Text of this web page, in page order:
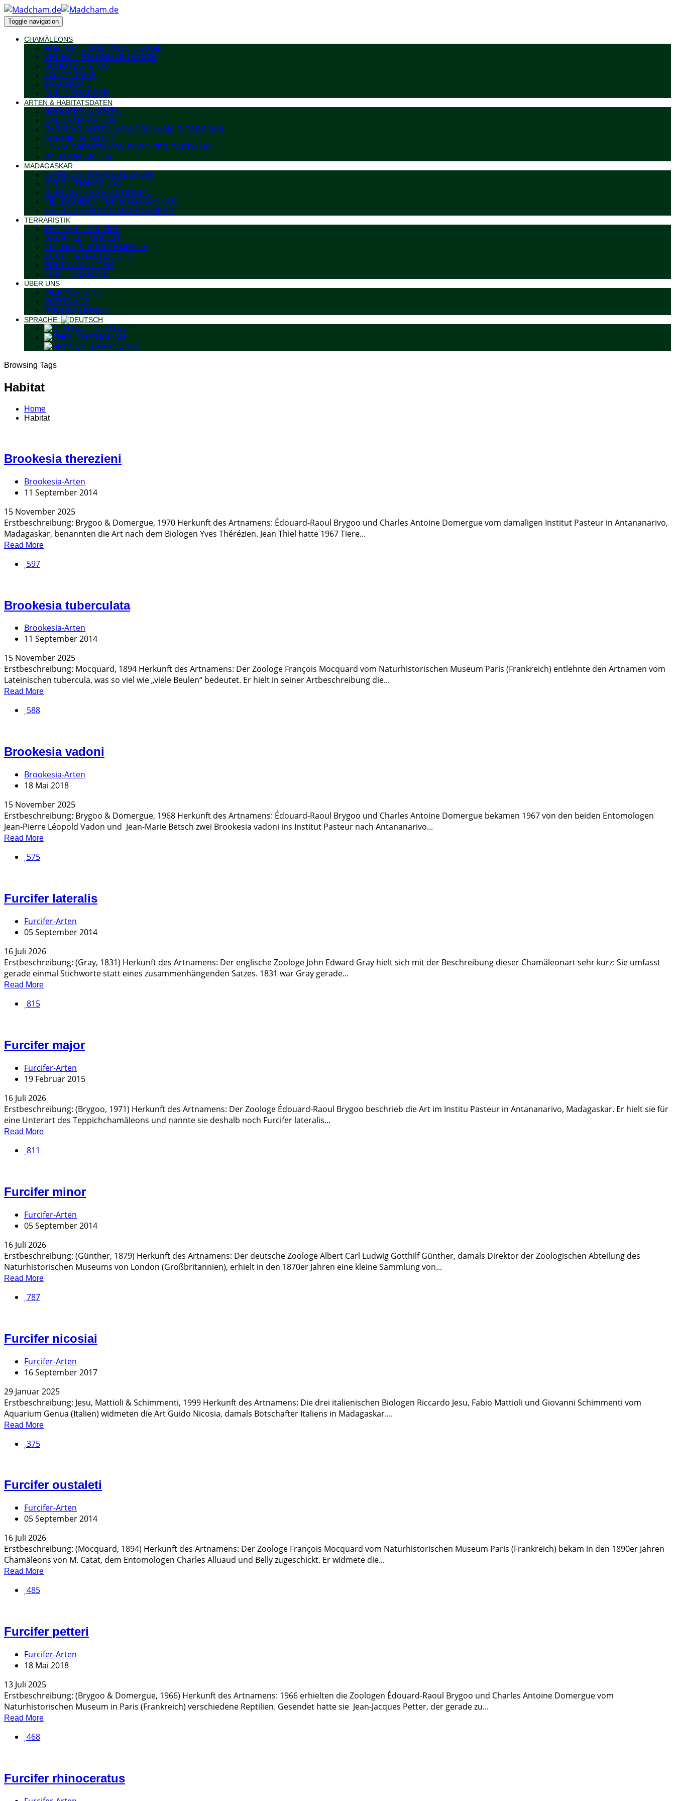
Toggle navigation
CHAMÄLEONS
ANATOMIE UND PHYSIOLOGIE
VERHALTEN UND ÖKOLOGIE
SCHUTZSTATUS
FOTOGRAFIE
TAXONOMIE
FÜR TIERÄRZTE
ARTEN & HABITATSDATEN
BROOKESIA-ARTEN
CALUMMA-ARTEN
FARBVARIANTEN VON CALUMMA P. PARSONII
FURCIFER-ARTEN
LOKALFORMEN VON FURCIFER PARDALIS
PALLEON-ARTEN
MADAGASKAR
INFOS ÜBER MADAGASKAR
EXPEDITIONSBLOG
GEPLANTE EXPEDITIONEN
FIELDGUIDES FÜR MADAGASKAR
MALBÜCHER FÜR MADAGASKAR
TERRARISTIK
TERRARIUM & TIER
BAUANLEITUNGEN
FUTTER & SUPPLEMENTE
ZUCHT & NACHZUCHT
ERKRANKUNGEN
FÜR TIERÄRZTE
ÜBER UNS
WER WIR SIND
VORTRÄGE
PUBLIKATIONEN
SPRACHE:
DEUTSCH
ENGLISH
FRANÇAIS
Browsing Tags
Habitat
Home
Habitat
Brookesia therezieni
Brookesia-Arten
11 September 2014
15 November 2025
Erstbeschreibung: Brygoo & Domergue, 1970 Herkunft des Artnamens: Édouard-Raoul Brygoo und Charles Antoine Domergue vom damaligen Institut Pasteur in Antananarivo,
Madagaskar, benannten die Art nach dem Biologen Yves Thérézien. Jean Thiel hatte 1967 Tiere...
Read More
597
Brookesia tuberculata
Brookesia-Arten
11 September 2014
15 November 2025
Erstbeschreibung: Mocquard, 1894 Herkunft des Artnamens: Der Zoologe François Mocquard vom Naturhistorischen Museum Paris (Frankreich) entlehnte den Artnamen vom
Lateinischen tubercula, was so viel wie „viele Beulen“ bedeutet. Er hielt in seiner Artbeschreibung die...
Read More
588
Brookesia vadoni
Brookesia-Arten
18 Mai 2018
15 November 2025
Erstbeschreibung: Brygoo & Domergue, 1968 Herkunft des Artnamens: Édouard-Raoul Brygoo und Charles Antoine Domergue bekamen 1967 von den beiden Entomologen
Jean-Pierre Léopold Vadon und Jean-Marie Betsch zwei Brookesia vadoni ins Institut Pasteur nach Antananarivo...
Read More
575
Furcifer lateralis
Furcifer-Arten
05 September 2014
16 Juli 2026
Erstbeschreibung: (Gray, 1831) Herkunft des Artnamens: Der englische Zoologe John Edward Gray hielt sich mit der Beschreibung dieser Chamäleonart sehr kurz: Sie umfasst
gerade einmal Stichworte statt eines zusammenhängenden Satzes. 1831 war Gray gerade...
Read More
815
Furcifer major
Furcifer-Arten
19 Februar 2015
16 Juli 2026
Erstbeschreibung: (Brygoo, 1971) Herkunft des Artnamens: Der Zoologe Édouard-Raoul Brygoo beschrieb die Art im Institu Pasteur in Antananarivo, Madagaskar. Er hielt sie für
eine Unterart des Teppichchamäleons und nannte sie deshalb noch Furcifer lateralis...
Read More
811
Furcifer minor
Furcifer-Arten
05 September 2014
16 Juli 2026
Erstbeschreibung: (Günther, 1879) Herkunft des Artnamens: Der deutsche Zoologe Albert Carl Ludwig Gotthilf Günther, damals Direktor der Zoologischen Abteilung des
Naturhistorischen Museums von London (Großbritannien), erhielt in den 1870er Jahren eine kleine Sammlung von...
Read More
787
Furcifer nicosiai
Furcifer-Arten
16 September 2017
29 Januar 2025
Erstbeschreibung: Jesu, Mattioli & Schimmenti, 1999 Herkunft des Artnamens: Die drei italienischen Biologen Riccardo Jesu, Fabio Mattioli und Giovanni Schimmenti vom
Aquarium Genua (Italien) widmeten die Art Guido Nicosia, damals Botschafter Italiens in Madagaskar....
Read More
375
Furcifer oustaleti
Furcifer-Arten
05 September 2014
16 Juli 2026
Erstbeschreibung: (Mocquard, 1894) Herkunft des Artnamens: Der Zoologe François Mocquard vom Naturhistorischen Museum Paris (Frankreich) bekam in den 1890er Jahren
Chamäleons von M. Catat, dem Entomologen Charles Alluaud und Belly zugeschickt. Er widmete die...
Read More
485
Furcifer petteri
Furcifer-Arten
18 Mai 2018
13 Juli 2025
Erstbeschreibung: (Brygoo & Domergue, 1966) Herkunft des Artnamens: 1966 erhielten die Zoologen Édouard-Raoul Brygoo und Charles Antoine Domergue vom
Naturhistorischen Museum in Paris (Frankreich) verschiedene Reptilien. Gesendet hatte sie Jean-Jacques Petter, der gerade zu...
Read More
468
Furcifer rhinoceratus